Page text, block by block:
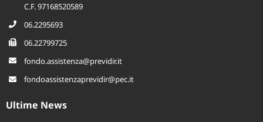
C.F. 97168520589
06.2295693
06.22799725
fondo.assistenza@previdir.it
fondoassistenzaprevidir@pec.it
Ultime News